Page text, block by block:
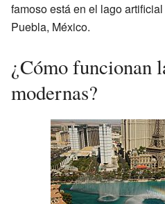
famoso está en el lago
Puebla, México.
¿Cómo funcionan
modernas?